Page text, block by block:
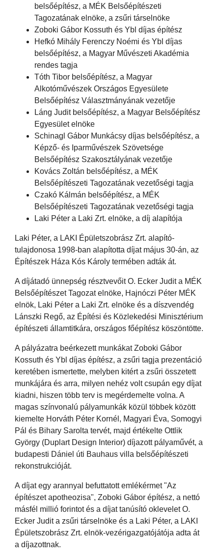
belsőépítész, a MÉK Belsőépítészeti
Tagozatának elnöke, a zsűri társelnöke
Zoboki Gábor Kossuth és Ybl díjas építész
Hefkó Mihály Ferenczy Noémi és Ybl díjas
belsőépítész, a Magyar Művészeti Akadémia
rendes tagja
Tóth Tibor belsőépítész, a Magyar
Alkotóművészek Országos Egyesülete
Belsőépítész Választmányának vezetője
Láng Judit belsőépítész, a Magyar Belsőépítész
Egyesület elnöke
Schinagl Gábor Munkácsy díjas belsőépítész, a
Képző- és Iparművészek Szövetsége
Belsőépítész Szakosztályának vezetője
Kovács Zoltán belsőépítész, a MÉK
Belsőépítészeti Tagozatának vezetőségi tagja
Czakó Kálmán belsőépítész, a MÉK
Belsőépítészeti Tagozatának vezetőségi tagja
Laki Péter a Laki Zrt. elnöke, a díj alapítója
Laki Péter, a LAKI Épületszobrász Zrt. alapító-
tulajdonosa 1998-ban alapította díjat május 30-án, az
Építészek Háza Kós Károly termében adták át.
A díjátadó ünnepség résztvevőit O. Ecker Judit a MÉK
Belsőépítészet Tagozat elnöke, Hajnóczi Péter MÉK
elnök, Laki Péter a Laki Zrt. elnöke és a díszvendég
Lánszki Regő, az Építési és Közlekedési Minisztérium
építészeti államtitkára, országos főépítész köszöntötte.
A pályázatra beérkezett munkákat Zoboki Gábor
Kossuth és Ybl díjas építész, a zsűri tagja prezentáció
keretében ismertette, melyben kitért a zsűri összetett
munkájára és arra, milyen nehéz volt csupán egy díjat
kiadni, hiszen több terv is megérdemelte volna. A
magas színvonalú pályamunkák közül többek között
kiemelte Horváth Péter Kornél, Magyari Éva, Somogyi
Pál és Bihary Sarolta tervét, majd értékelte Ottlik
György (Duplart Design Interior) díjazott pályaművét, a
budapesti Dániel úti Bauhaus villa belsőépítészeti
rekonstrukcióját.
A díjat egy arannyal befuttatott emlékérmet "Az
építészet apotheozisa", Zoboki Gábor építész, a nettó
másfél millió forintot és a díjat tanúsító oklevelet O.
Ecker Judit a zsűri társelnöke és a Laki Péter, a LAKI
Épületszobrász Zrt. elnök-vezérigazgatójátója adta át
a díjazottnak.